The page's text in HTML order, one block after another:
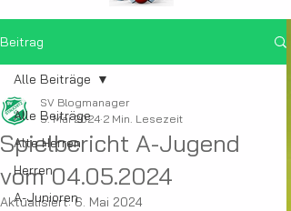
Beitrag
Alle Beiträge
Alte Herren
Herren
A-Junioren
Alle Beiträge
Spielbericht A-Jugend
vom 04.05.2024
SV Blogmanager
5. Mai 2024 2 Min. Lesezeit
Aktualisiert:6. Mai 2024